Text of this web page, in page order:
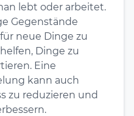
lebt oder arbeitet.
Gegenstände
neue Dinge zu
Dinge zu
Eine
kann auch
zu reduzieren und